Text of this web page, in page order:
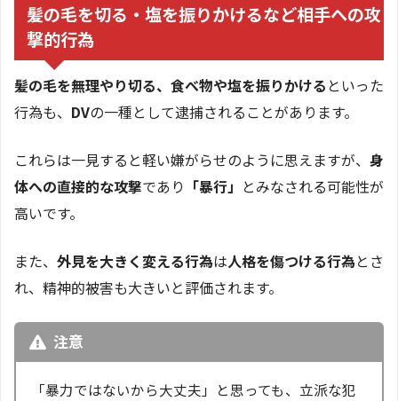
髪の毛を切る・塩を振りかけるなど相手への攻
撃的行為
髪の毛を無理やり切る、食べ物や塩を振りかける といった
行為も、 DVの一種として逮捕されることがあります。
これらは一見すると軽い嫌がらせのように思えますが、 身
体への直接的な攻撃であり 「暴行」 とみなされる可能性が
高いです。
また、 外見を大きく変える行為は人格を傷つける行為とさ
れ、精神的被害も大きいと評価されます。
注意
「暴力ではないから大丈夫」と思っても、立派な犯